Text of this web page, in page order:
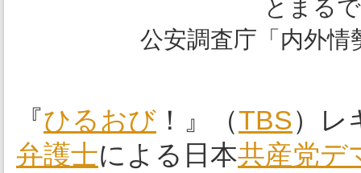
公安調査庁「内外
『ひるおび ！』（TBS）レ
弁護士による日本共産党デ